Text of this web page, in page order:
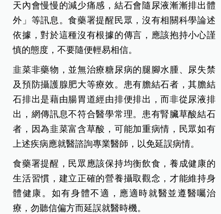
天內會慢慢的減少痛感，結石會隨尿液漸漸排出體
外」等訊息。食藥署提醒民眾，沒有相關科學論述
依據，對於這種沒有根據的傳言，應該抱持小心謹
慎的態度，不要隨便輕易相信。
韭菜非藥物，並無治療糖尿病的腿腳水腫、尿失禁
及預防攝護腺肥大等療效。患有膽結石者，其膽結
石排出是藉由腸胃道經由排便排出，而非從尿液排
出，網傳訊息不符合醫學常理。患有腎臟草酸結石
者，因為韭菜富含草酸，可能加重病情，民眾如有
上述疾病應就醫諮詢專業醫師，以免延誤病情。
食藥署提醒，民眾應該保持均衡飲食，養成健康的
生活習慣，建立正確的營養攝取觀念，才能維持身
體健康。如有身體不適，應適時就醫並遵醫囑治
療，勿聽信偏方而延誤就醫時機。